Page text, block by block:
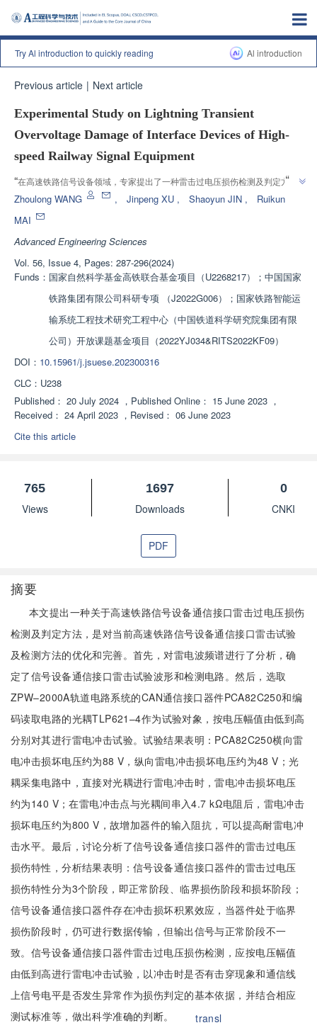
Try Al introduction to quickly reading Al introduction
Previous article | Next article
Experimental Study on Lightning Transient
Overvoltage Damage of Interface Devices of High-
speed Railway Signal Equipment
“在高速铁路信号设备领域，专家提出了一种雷击过电压损伤检测及判定方
法，优化了通信接口雷击试验及检测技术，为信号设备安全运行提供了科学依
”
Zhoulong WANG , Jinpeng XU , Shaoyun JIN ,
Ruikun
MAI
Advanced Engineering Sciences
Vol. 56, Issue 4, Pages: 287-296(2024)
Funds： 国家自然科学基金高铁联合基金项目（U2268217）；中国国家
铁路集团有限公司科研专项 （J2022G006）；国家铁路智能运
输系统工程技术研究工程中心（中国铁道科学研究院集团有限
公司）开放课题基金项目（2022YJ034&RITS2022KF09）
DOI： 10.15961/j.jsuese.202300316
CLC： U238
Published： 20 July 2024 ， Published Online： 15 June 2023 ，
Received： 24 April 2023 ， Revised： 06 June 2023
Cite this article
765
Views
1697
Downloads
0
CNKI
PDF
摘要
本文提出一种关于高速铁路信号设备通信接口雷击过电压损伤
检测及判定方法，是对当前高速铁路信号设备通信接口雷击试验
及检测方法的优化和完善。首先，对雷电波频谱进行了分析，确
定了信号设备通信接口雷击试验波形和检测电路。然后，选取
ZPW–2000A轨道电路系统的CAN通信接口器件PCA82C250和编
码读取电路的光耦TLP621–4作为试验对象，按电压幅值由低到高
分别对其进行雷电冲击试验。试验结果表明：PCA82C250横向雷
电冲击损坏电压约为88 V，纵向雷电冲击损坏电压约为48 V；光
耦采集电路中，直接对光耦进行雷电冲击时，雷电冲击损坏电压
约为140 V；在雷电冲击点与光耦间串入4.7 kΩ电阻后，雷电冲击
损坏电压约为800 V，故增加器件的输入阻抗，可以提高耐雷电冲
击水平。最后，讨论分析了信号设备通信接口器件的雷击过电压
损伤特性，分析结果表明：信号设备通信接口器件的雷击过电压
损伤特性分为3个阶段，即正常阶段、临界损伤阶段和损坏阶段；
信号设备通信接口器件存在冲击损坏积累效应，当器件处于临界
损伤阶段时，仍可进行数据传输，但输出信号与正常阶段不一
致。信号设备通信接口器件雷击过电压损伤检测，应按电压幅值
由低到高进行雷电冲击试验，以冲击时是否有击穿现象和通信线
上信号电平是否发生异常作为损伤判定的基本依据，并结合相应
测试标准等，做出科学准确的判断。
transl